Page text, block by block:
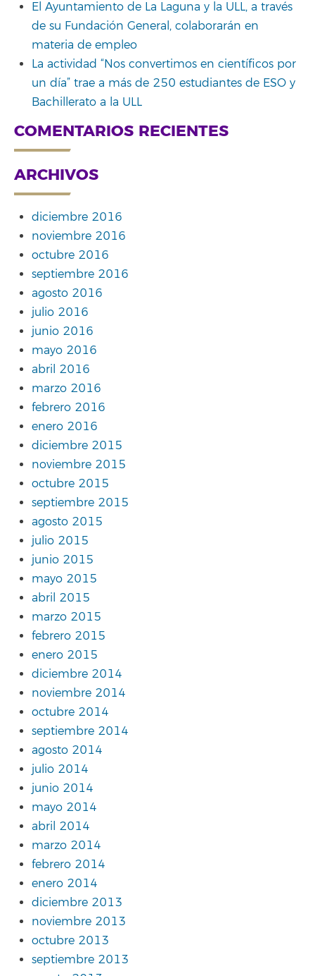
El Ayuntamiento de La Laguna y la ULL, a través
de su Fundación General, colaborarán en
materia de empleo
La actividad “Nos convertimos en científicos por
un día” trae a más de 250 estudiantes de ESO y
Bachillerato a la ULL
COMENTARIOS RECIENTES
ARCHIVOS
diciembre 2016
noviembre 2016
octubre 2016
septiembre 2016
agosto 2016
julio 2016
junio 2016
mayo 2016
abril 2016
marzo 2016
febrero 2016
enero 2016
diciembre 2015
noviembre 2015
octubre 2015
septiembre 2015
agosto 2015
julio 2015
junio 2015
mayo 2015
abril 2015
marzo 2015
febrero 2015
enero 2015
diciembre 2014
noviembre 2014
octubre 2014
septiembre 2014
agosto 2014
julio 2014
junio 2014
mayo 2014
abril 2014
marzo 2014
febrero 2014
enero 2014
diciembre 2013
noviembre 2013
octubre 2013
septiembre 2013